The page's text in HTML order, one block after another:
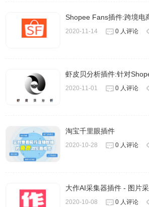
Shopee Fans插件:跨境电
2020-11-14 0 人评论
虾皮贝分析插件:针对
2020-11-01 0 人评论
淘宝千里眼插件
2020-10-28 0 人评论
大作AI采集器插件 - 图片
2020-10-08 0 人评论